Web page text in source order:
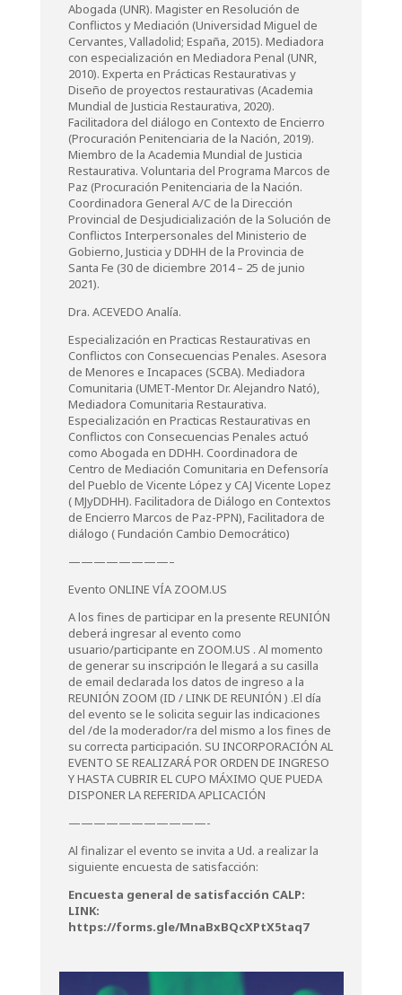
Abogada (UNR). Magister en Resolución de
Conflictos y Mediación (Universidad Miguel de
Cervantes, Valladolid; España, 2015). Mediadora
con especialización en Mediadora Penal (UNR,
2010). Experta en Prácticas Restaurativas y
Diseño de proyectos restaurativas (Academia
Mundial de Justicia Restaurativa, 2020).
Facilitadora del diálogo en Contexto de Encierro
(Procuración Penitenciaria de la Nación, 2019).
Miembro de la Academia Mundial de Justicia
Restaurativa. Voluntaria del Programa Marcos de
Paz (Procuración Penitenciaria de la Nación.
Coordinadora General A/C de la Dirección
Provincial de Desjudicialización de la Solución de
Conflictos Interpersonales del Ministerio de
Gobierno, Justicia y DDHH de la Provincia de
Santa Fe (30 de diciembre 2014 – 25 de junio
2021).
Dra. ACEVEDO Analía.
Especialización en Practicas Restaurativas en
Conflictos con Consecuencias Penales. Asesora
de Menores e Incapaces (SCBA). Mediadora
Comunitaria (UMET-Mentor Dr. Alejandro Nató),
Mediadora Comunitaria Restaurativa.
Especialización en Practicas Restaurativas en
Conflictos con Consecuencias Penales actuó
como Abogada en DDHH. Coordinadora de
Centro de Mediación Comunitaria en Defensoría
del Pueblo de Vicente López y CAJ Vicente Lopez
( MJyDDHH). Facilitadora de Diálogo en Contextos
de Encierro Marcos de Paz-PPN), Facilitadora de
diálogo ( Fundación Cambio Democrático)
————————–
Evento ONLINE VÍA ZOOM.US
A los fines de participar en la presente REUNIÓN
deberá ingresar al evento como
usuario/participante en ZOOM.US . Al momento
de generar su inscripción le llegará a su casilla
de email declarada los datos de ingreso a la
REUNIÓN ZOOM (ID / LINK DE REUNIÓN ) .El día
del evento se le solicita seguir las indicaciones
del /de la moderador/ra del mismo a los fines de
su correcta participación. SU INCORPORACIÓN AL
EVENTO SE REALIZARÁ POR ORDEN DE INGRESO
Y HASTA CUBRIR EL CUPO MÁXIMO QUE PUEDA
DISPONER LA REFERIDA APLICACIÓN
———————————-
Al finalizar el evento se invita a Ud. a realizar la
siguiente encuesta de satisfacción:
Encuesta general de satisfacción CALP:
LINK:
https://forms.gle/MnaBxBQcXPtX5taq7